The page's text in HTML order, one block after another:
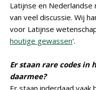
Latijnse en Nederlandse
van veel discussie. Wij
voor Latijnse
houtige gewassen'.
Er staan rare codes
daarmee?
Er staan inderdaad